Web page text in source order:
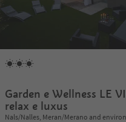
Garden e Wellness LE
relax e luxus
Nals/Nalles, Meran/Merano and